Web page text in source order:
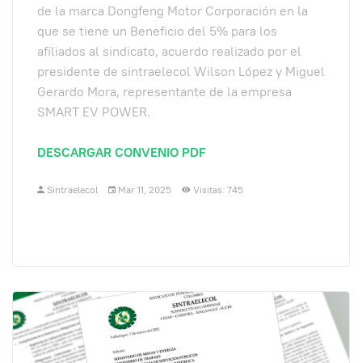
de la marca Dongfeng Motor Corporación en la
que se tiene un Beneficio del 5% para los
afiliados al sindicato, acuerdo realizado por el
presidente de sintraelecol Wilson López y Miguel
Gerardo Mora, representante de la empresa
SMART EV POWER.
DESCARGAR CONVENIO PDF
Sintraelecol Mar 11, 2025 Visitas: 745